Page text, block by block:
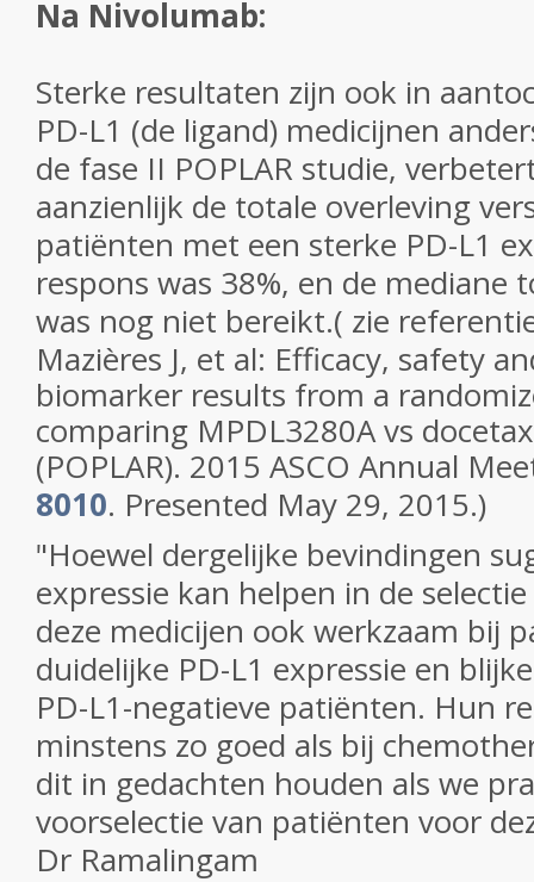
Na Nivolumab:
Sterke resultaten zijn ook in
PD-L1 (de ligand) medicijnen
de fase II POPLAR studie,
aanzienlijk de totale overleving
patiënten met een sterke PD-L1
respons was 38%, en de mediane
was nog niet bereikt.( zie
Mazières J, et al: Efficacy, safety
biomarker results from a
comparing MPDL3280A vs
(POPLAR). 2015 ASCO Annual
8010. Presented May 29, 2015.)
"Hoewel dergelijke bevindingen
expressie kan helpen in de
deze medicijen ook werkzaam bij
duidelijke PD-L1 expressie en
PD-L1-negatieve patiënten. Hun
minstens zo goed als bij
dit in gedachten houden als we
voorselectie van patiënten voor
Dr Ramalingam